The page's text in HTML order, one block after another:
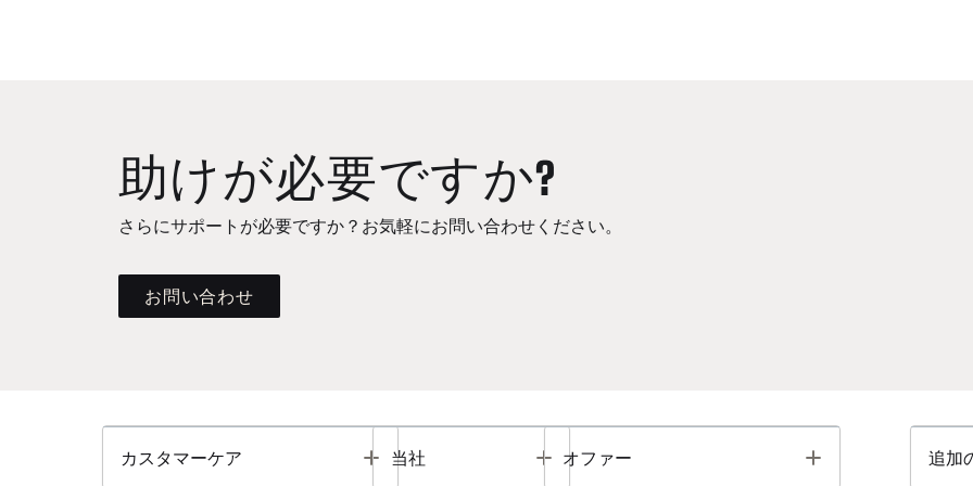
助けが必要ですか?
さらにサポートが必要ですか？お気軽にお問い合わせください。
お問い合わせ
カスタマーケア Toggle
当社 Toggle
オファー Toggle 追加